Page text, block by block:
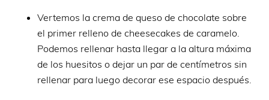
Vertemos la crema de queso de chocolate sobre
el primer relleno de cheesecakes de caramelo.
Podemos rellenar hasta llegar a la altura máxima
de los huesitos o dejar un par de centímetros sin
rellenar para luego decorar ese espacio después.